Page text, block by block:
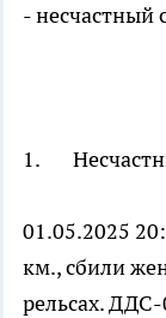
- несчастный
1.
01.05.2025
км., сбили
рельсах.